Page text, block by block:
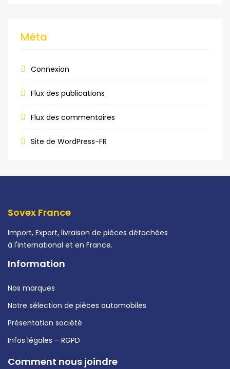
Méta
Connexion
Flux des publications
Flux des commentaires
Site de WordPress-FR
Sovex France
Import, Export, livraison de pièces détachées
à l'international et en France.
Information
Nos marques
Notre sélection de pièces automobiles
Présentation société
Infos légales – RGPD
Comment nous joindre